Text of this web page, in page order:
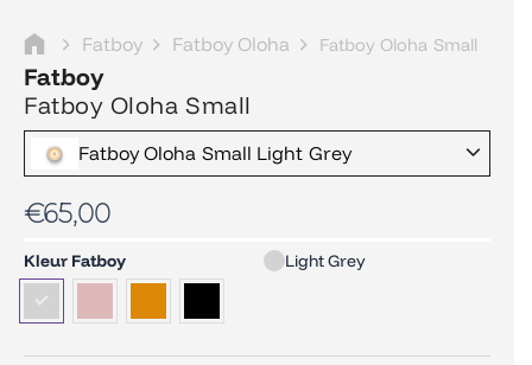
Fatboy Fatboy Oloha Fatboy Oloha Small
Fatboy
Fatboy Oloha Small
Fatboy Oloha Small Light Grey
€65,00
Kleur Fatboy Light Grey
Fatboy
Oloha
Small
aantal